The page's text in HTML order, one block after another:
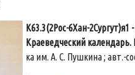
К63.3(2Рос-6Хан-2Сургут)я1
Краеведческий
ка им. А. С. Пушкина ; авт.-